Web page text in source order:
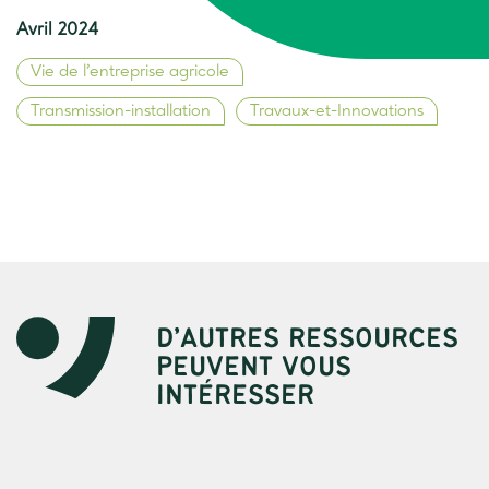
Avril 2024
Vie de l’entreprise agricole
Transmission-installation Travaux-et-Innovations
D’AUTRES RESSOURCES
PEUVENT VOUS
INTÉRESSER